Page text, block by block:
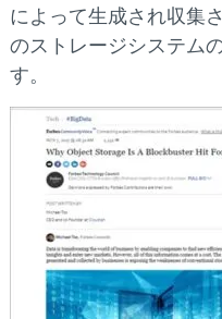
によって生成され収集
のストレージシステム
す。